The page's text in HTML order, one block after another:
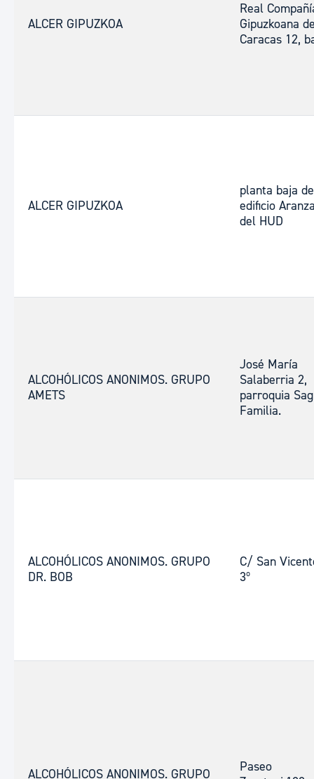
ALCER GIPUZKOA
Real
Gipuzkoana
Caracas 12,
ALCER GIPUZKOA
planta baja
edificio
del HUD
ALCOHÓLICOS ANONIMOS. GRUPO
AMETS
José María
Salaberria 2,
parroquia
Familia.
ALCOHÓLICOS ANONIMOS. GRUPO
DR. BOB
C/ San
3º
ALCOHÓLICOS ANONIMOS. GRUPO
Paseo